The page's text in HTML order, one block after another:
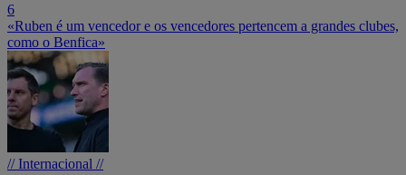
6
«Ruben é um vencedor e os vencedores pertencem a grandes clubes,
como o Benfica»
// Internacional //